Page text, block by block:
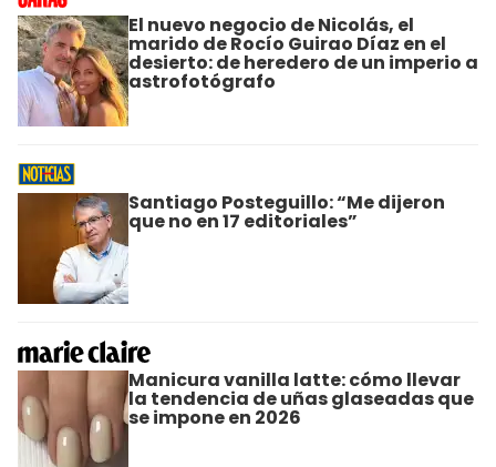
El nuevo negocio de Nicolás, el
marido de Rocío Guirao Díaz en el
desierto: de heredero de un imperio a
astrofotógrafo
Santiago Posteguillo: “Me dijeron
que no en 17 editoriales”
Manicura vanilla latte: cómo llevar
la tendencia de uñas glaseadas que
se impone en 2026